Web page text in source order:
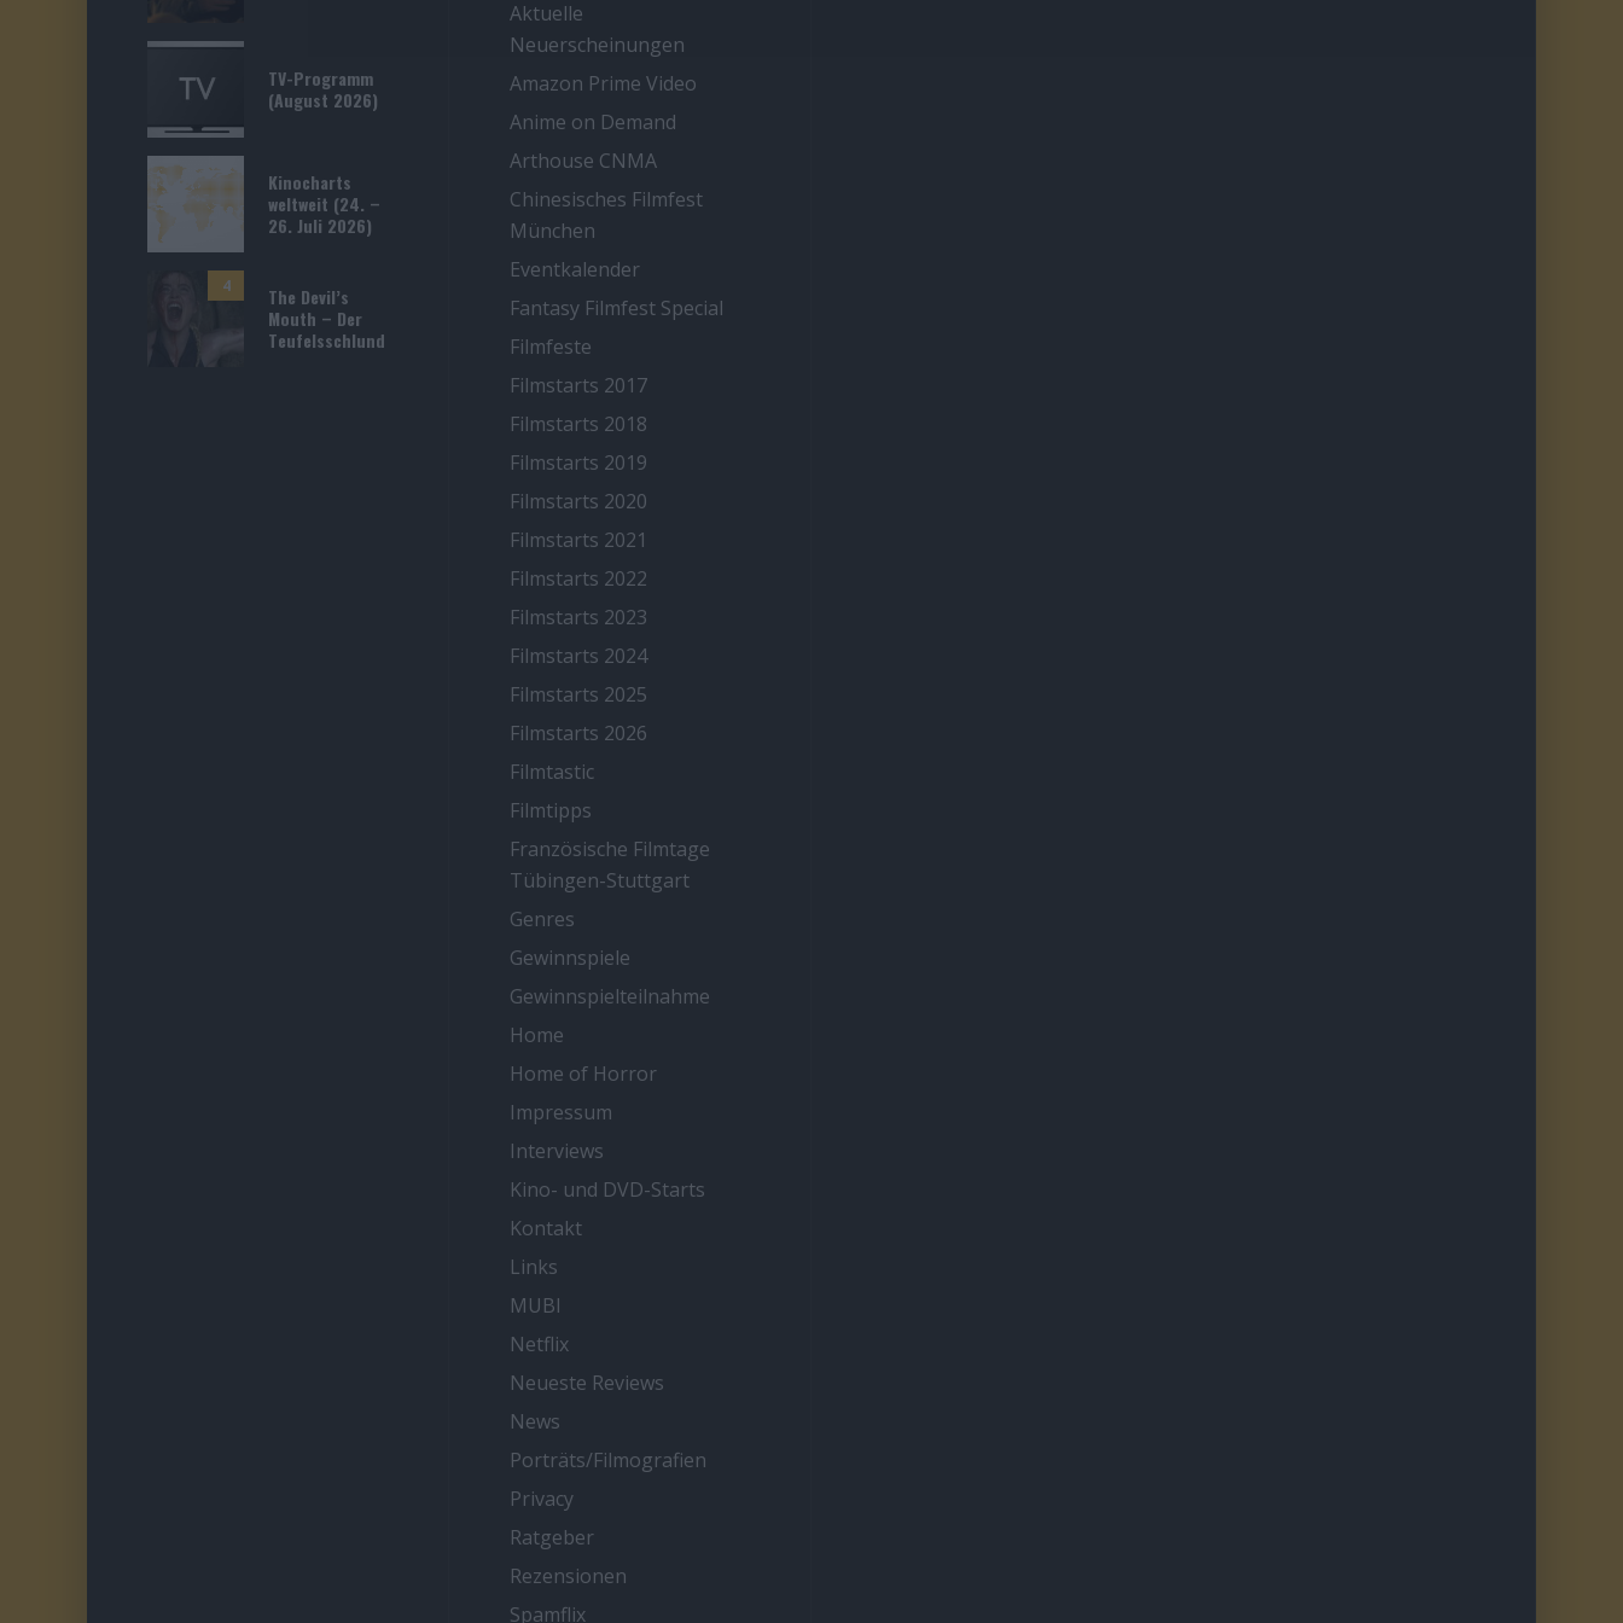
TV-Programm
(August 2026)
Kinocharts
weltweit (24. –
26. Juli 2026)
4
The Devil’s
Mouth – Der
Teufelsschlund
Aktuelle
Neuerscheinungen
Amazon Prime Video
Anime on Demand
Arthouse CNMA
Chinesisches Filmfest
München
Eventkalender
Fantasy Filmfest Special
Filmfeste
Filmstarts 2017
Filmstarts 2018
Filmstarts 2019
Filmstarts 2020
Filmstarts 2021
Filmstarts 2022
Filmstarts 2023
Filmstarts 2024
Filmstarts 2025
Filmstarts 2026
Filmtastic
Filmtipps
Französische Filmtage
Tübingen-Stuttgart
Genres
Gewinnspiele
Gewinnspielteilnahme
Home
Home of Horror
Impressum
Interviews
Kino- und DVD-Starts
Kontakt
Links
MUBI
Netflix
Neueste Reviews
News
Porträts/Filmografien
Privacy
Ratgeber
Rezensionen
Spamflix